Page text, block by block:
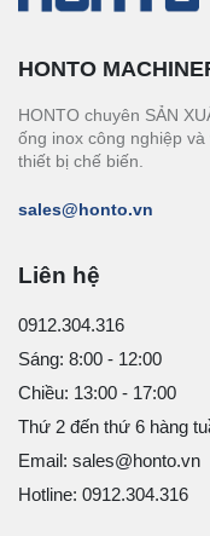
HONTO
HONTO chuyên SẢN
ống inox công nghiệp
thiết bị chế biến.
sales@honto.vn
Liên hệ
0912.304.316
Sáng: 8:00 - 12:00
Chiều: 13:00 - 17:00
Thứ 2 đến thứ 6 hàng
Email: sales@honto.vn
Hotline: 0912.304.316